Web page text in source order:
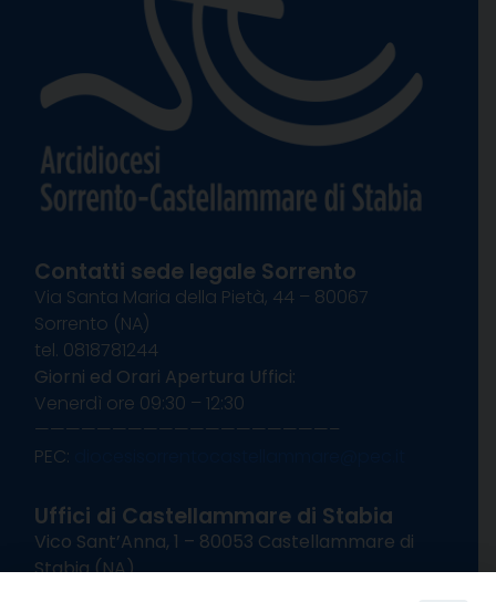
Contatti sede legale Sorrento
Via Santa Maria della Pietà, 44 – 80067
Sorrento (NA)
tel. 0818781244
Giorni ed Orari Apertura Uffici:
Venerdì ore 09:30 – 12:30
———————————————————–
PEC:
Uffici di Castellammare di Stabia
Vico Sant’Anna, 1 – 80053 Castellammare di
Stabia (NA)